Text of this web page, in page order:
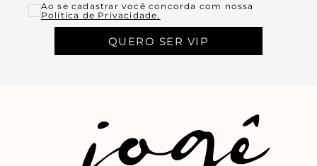
Ao se cadastrar você concorda com nossa
Política de Privacidade.
QUERO SER VIP